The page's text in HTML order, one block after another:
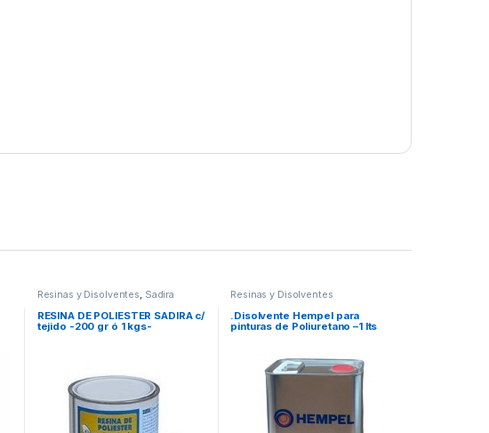
Resinas y Disolventes, Sadira
Productos Técnicos
RESINA DE POLIESTER SADIRA c/
tejido -200 gr ó 1 kgs-
Resinas y Disolventes
.Disolvente Hempel para
pinturas de Poliuretano –1 lts